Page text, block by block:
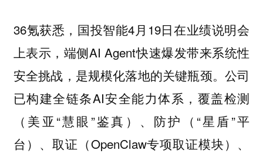
36氪获悉，国投智能4月19日在业绩说明会
上表示，端侧AI Agent快速爆发带来系统性
安全挑战，是规模化落地的关键瓶颈。公司
已构建全链条AI安全能力体系，覆盖检测
（美亚“慧眼”鉴真）、防护（“星盾”平
台）、取证（OpenClaw专项取证模块）、